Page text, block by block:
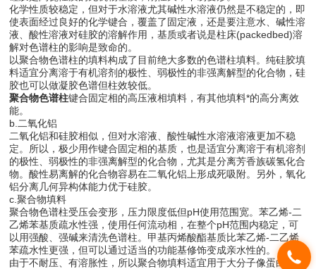
化学性质较稳定，但对于水溶液尤其碱性水溶液仍然是不稳定的，即
使表面经过良好的化学键合，覆盖了固定液，还是要注意水、碱性溶
液、酸性溶液对硅胶的溶解作用，基质或者说是柱床(packedbed)溶
解对色谱柱的影响是致命的。
以聚合物色谱柱的填料构成了目前绝大多数的色谱柱填料。纯硅胶填
料适宜分离溶于有机溶剂的极性、弱极性的非强离解型的化合物，硅
胶也可以做凝胶色谱但柱效较低。
聚合物色谱柱键合固定相的高压液相填料，有其他填料*的高分离效
能。
b.二氧化铝
二氧化铝和硅胶相似，但对水溶液、酸性碱性水溶液溶液更加不稳
定。所以，极少用作键合固定相的基质，也是适宜分离溶于有机溶剂
的极性、弱极性的非强离解型的化合物，尤其是分离芳香族碳氢化合
物。酸性易离解的化合物容易在二氧化铝上形成死吸附。另外，氧化
铝分离几何异构体能力优于硅胶。
c.聚合物填料
聚合物色谱柱受压会变形，压力限度低但pH使用范围宽。苯乙烯-二
乙烯苯基质疏水性强，使用任何流动相，在整个pH范围内稳定，可
以用强酸、强碱来清洗色谱柱。甲基丙烯酸酯基质比苯乙烯-二乙烯
苯疏水性更强，但可以通过适当的功能基修饰变成亲水性的。
由于不耐压、有溶胀性，所以聚合物填料适宜用于大分子像蛋白质或